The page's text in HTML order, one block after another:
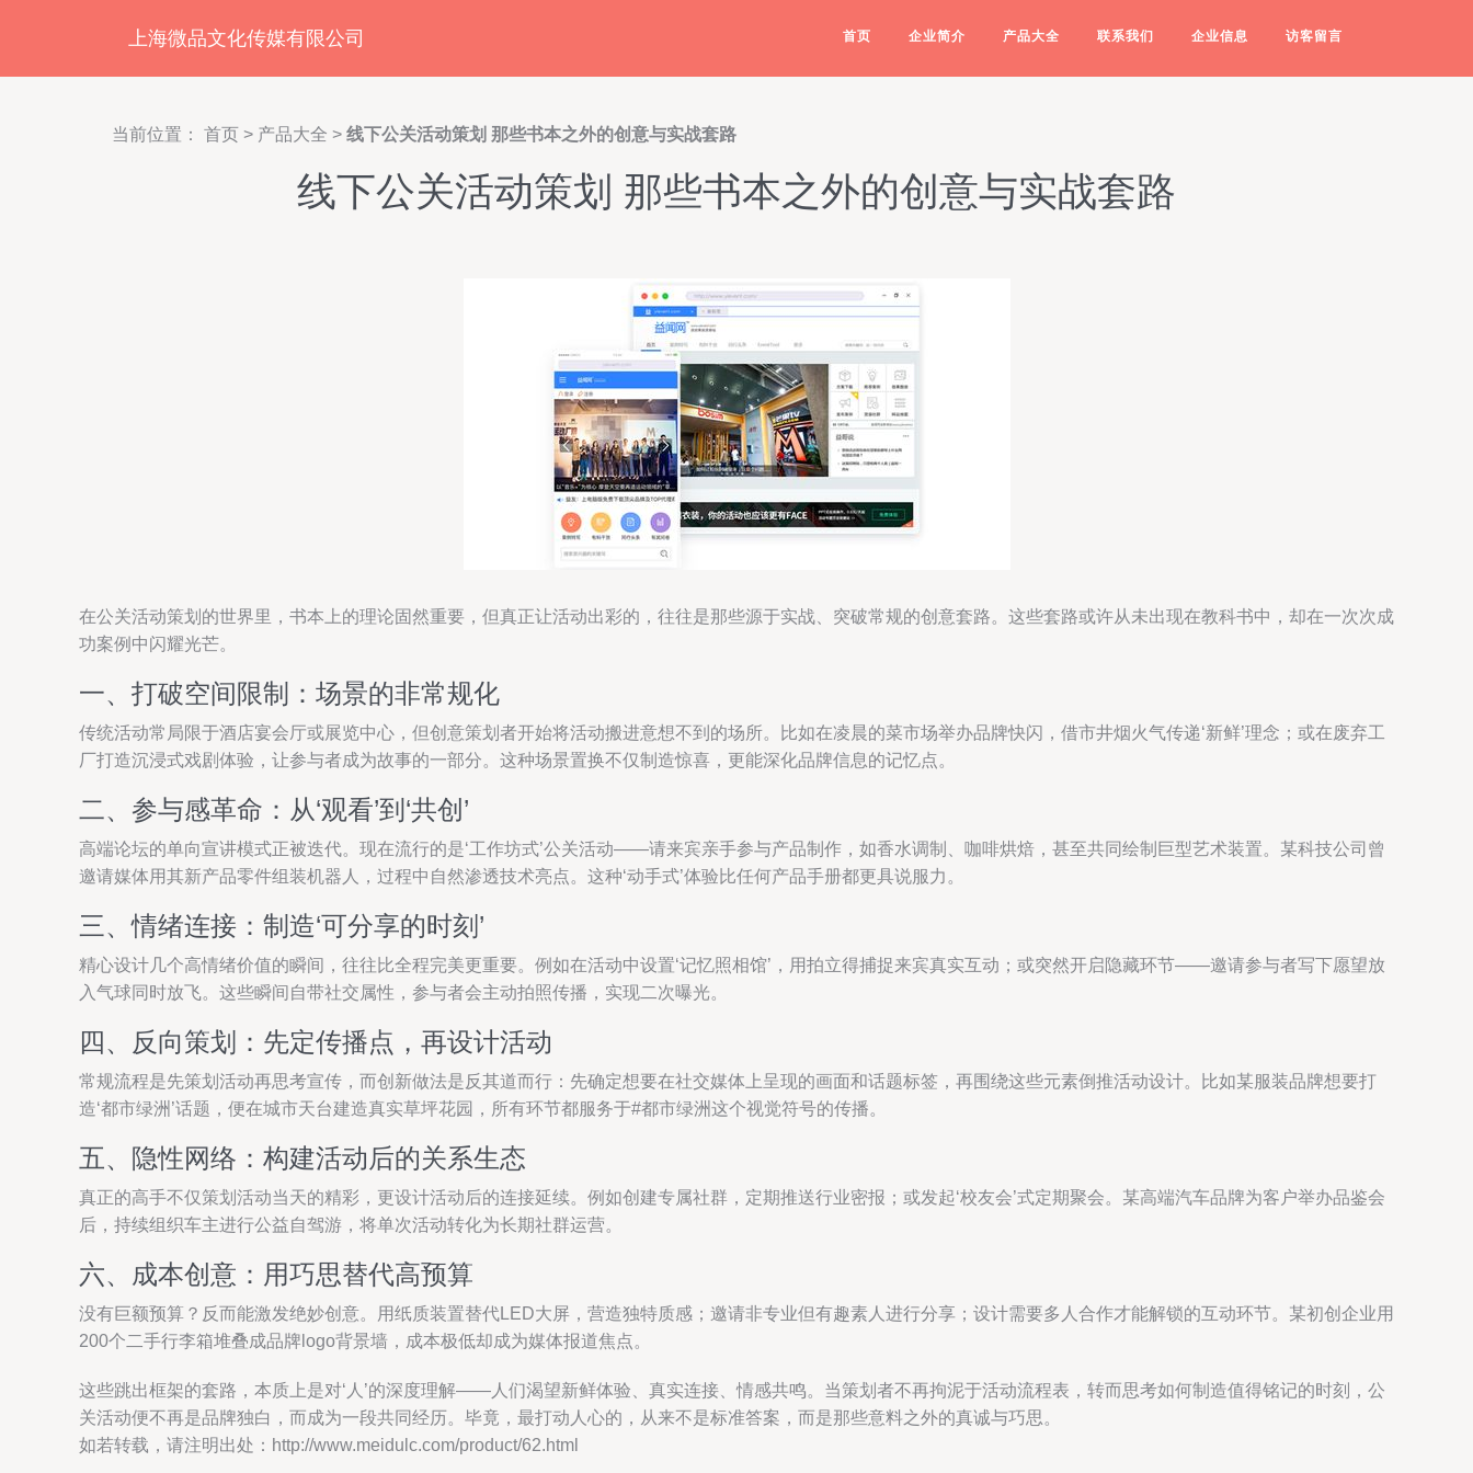
上海微品文化传媒有限公司 首页 企业简介 产品大全 联系我们 企业信息 访客留言
当前位置： 首页 > 产品大全 > 线下公关活动策划 那些书本之外的创意与实战套路
线下公关活动策划 那些书本之外的创意与实战套路
在公关活动策划的世界里，书本上的理论固然重要，但真正让活动出彩的，往往是那些源于实战、突破常规的创意套路。这些套路或许从未出现在教科书中，却在一次次成
功案例中闪耀光芒。
一、打破空间限制：场景的非常规化
传统活动常局限于酒店宴会厅或展览中心，但创意策划者开始将活动搬进意想不到的场所。比如在凌晨的菜市场举办品牌快闪，借市井烟火气传递‘新鲜’理念；或在废弃工
厂打造沉浸式戏剧体验，让参与者成为故事的一部分。这种场景置换不仅制造惊喜，更能深化品牌信息的记忆点。
二、参与感革命：从‘观看’到‘共创’
高端论坛的单向宣讲模式正被迭代。现在流行的是‘工作坊式’公关活动——请来宾亲手参与产品制作，如香水调制、咖啡烘焙，甚至共同绘制巨型艺术装置。某科技公司曾
邀请媒体用其新产品零件组装机器人，过程中自然渗透技术亮点。这种‘动手式’体验比任何产品手册都更具说服力。
三、情绪连接：制造‘可分享的时刻’
精心设计几个高情绪价值的瞬间，往往比全程完美更重要。例如在活动中设置‘记忆照相馆’，用拍立得捕捉来宾真实互动；或突然开启隐藏环节——邀请参与者写下愿望放
入气球同时放飞。这些瞬间自带社交属性，参与者会主动拍照传播，实现二次曝光。
四、反向策划：先定传播点，再设计活动
常规流程是先策划活动再思考宣传，而创新做法是反其道而行：先确定想要在社交媒体上呈现的画面和话题标签，再围绕这些元素倒推活动设计。比如某服装品牌想要打
造‘都市绿洲’话题，便在城市天台建造真实草坪花园，所有环节都服务于#都市绿洲这个视觉符号的传播。
五、隐性网络：构建活动后的关系生态
真正的高手不仅策划活动当天的精彩，更设计活动后的连接延续。例如创建专属社群，定期推送行业密报；或发起‘校友会’式定期聚会。某高端汽车品牌为客户举办品鉴会
后，持续组织车主进行公益自驾游，将单次活动转化为长期社群运营。
六、成本创意：用巧思替代高预算
没有巨额预算？反而能激发绝妙创意。用纸质装置替代LED大屏，营造独特质感；邀请非专业但有趣素人进行分享；设计需要多人合作才能解锁的互动环节。某初创企业用
200个二手行李箱堆叠成品牌logo背景墙，成本极低却成为媒体报道焦点。
这些跳出框架的套路，本质上是对‘人’的深度理解——人们渴望新鲜体验、真实连接、情感共鸣。当策划者不再拘泥于活动流程表，转而思考如何制造值得铭记的时刻，公
关活动便不再是品牌独白，而成为一段共同经历。毕竟，最打动人心的，从来不是标准答案，而是那些意料之外的真诚与巧思。
如若转载，请注明出处：http://www.meidulc.com/product/62.html